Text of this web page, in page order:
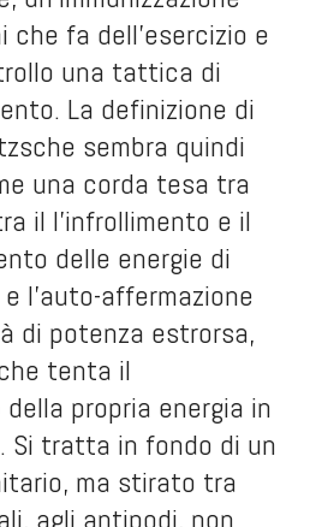
che fa dell’esercizio e
una tattica di
La definizione di
sembra quindi
una corda tesa tra
il l’infrollimento e il
delle energie di
l’auto-affermazione
di potenza estrorsa,
tenta il
propria energia in
Si tratta in fondo di un
ma stirato tra
agli antipodi, non